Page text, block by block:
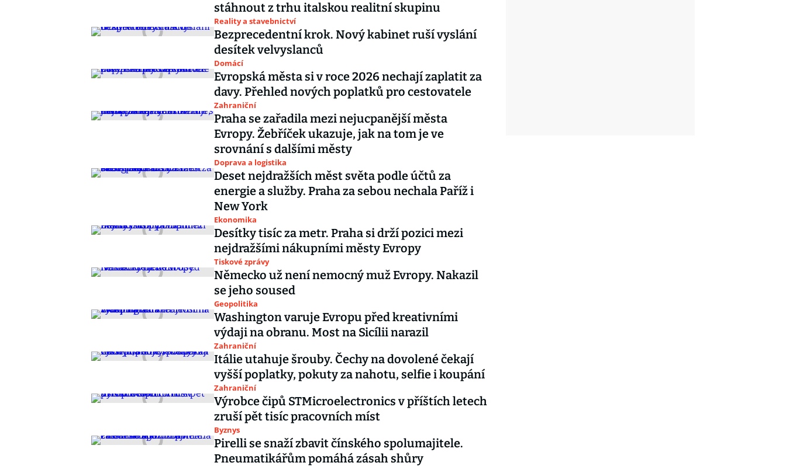
stáhnout z trhu italskou realitní skupinu
Reality a stavebnictví
Bezprecedentní krok. Nový kabinet ruší vyslání
desítek velvyslanců
Domácí
Evropská města si v roce 2026 nechají zaplatit za
davy. Přehled nových poplatků pro cestovatele
Zahraniční
Praha se zařadila mezi nejucpanější města
Evropy. Žebříček ukazuje, jak na tom je ve
srovnání s dalšími městy
Doprava a logistika
Deset nejdražších měst světa podle účtů za
energie a služby. Praha za sebou nechala Paříž i
New York
Ekonomika
Desítky tisíc za metr. Praha si drží pozici mezi
nejdražšími nákupními městy Evropy
Tiskové zprávy
Německo už není nemocný muž Evropy. Nakazil
se jeho soused
Geopolitika
Washington varuje Evropu před kreativními
výdaji na obranu. Most na Sicílii narazil
Zahraniční
Itálie utahuje šrouby. Čechy na dovolené čekají
vyšší poplatky, pokuty za nahotu, selfie i koupání
Zahraniční
Výrobce čipů STMicroelectronics v příštích letech
zruší pět tisíc pracovních míst
Byznys
Pirelli se snaží zbavit čínského spolumajitele.
Pneumatikářům pomáhá zásah shůry